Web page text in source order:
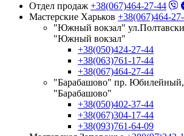
Отдел продаж +38(067)464-27-44
Мастерские Харьков +38(067)464-
"Южный вокзал"
"Южный вокзал"
+38(050)424-27-44
+38(063)761-17-44
+38(067)464-27-44
"Барабашово" пр. Юбилейный,
"Барабашово"
+38(050)402-37-44
+38(067)304-17-44
+38(093)761-64-09